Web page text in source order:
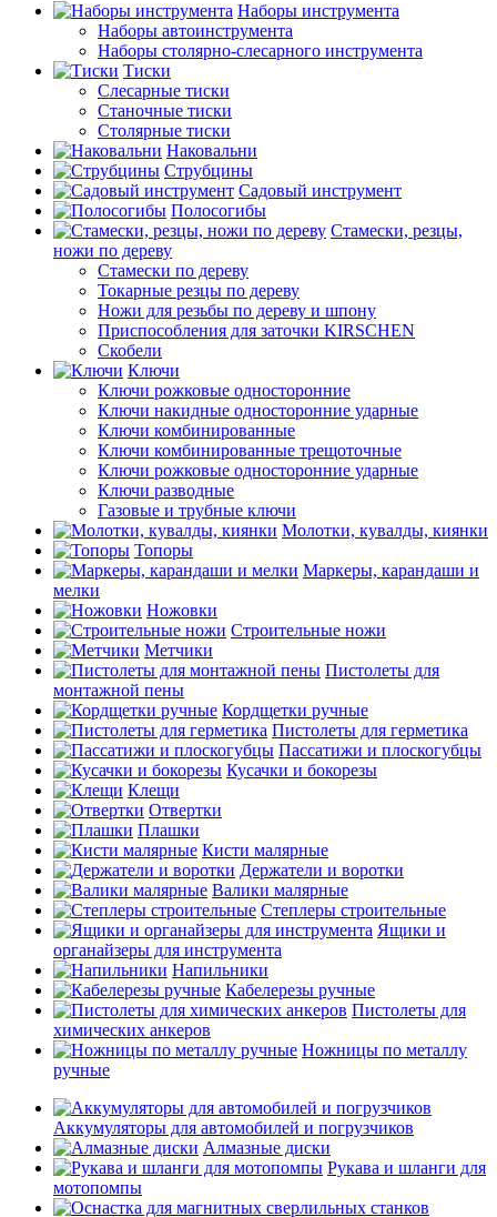
Наборы инструмента
Наборы автоинструмента
Наборы столярно-слесарного инструмента
Тиски
Слесарные тиски
Станочные тиски
Столярные тиски
Наковальни
Струбцины
Садовый инструмент
Полосогибы
Стамески, резцы,
ножи по дереву
Стамески по дереву
Токарные резцы по дереву
Ножи для резьбы по дереву и шпону
Приспособления для заточки KIRSCHEN
Скобели
Ключи
Ключи рожковые односторонние
Ключи накидные односторонние ударные
Ключи комбинированные
Ключи комбинированные трещоточные
Ключи рожковые односторонние ударные
Ключи разводные
Газовые и трубные ключи
Молотки, кувалды, киянки
Топоры
Маркеры, карандаши и
мелки
Ножовки
Строительные ножи
Метчики
Пистолеты для
монтажной пены
Кордщетки ручные
Пистолеты для герметика
Пассатижи и плоскогубцы
Кусачки и бокорезы
Клещи
Отвертки
Плашки
Кисти малярные
Держатели и воротки
Валики малярные
Степлеры строительные
Ящики и
органайзеры для инструмента
Напильники
Кабелерезы ручные
Пистолеты для
химических анкеров
Ножницы по металлу
ручные
Аккумуляторы для автомобилей и погрузчиков
Алмазные диски
Рукава и шланги для
мотопомпы